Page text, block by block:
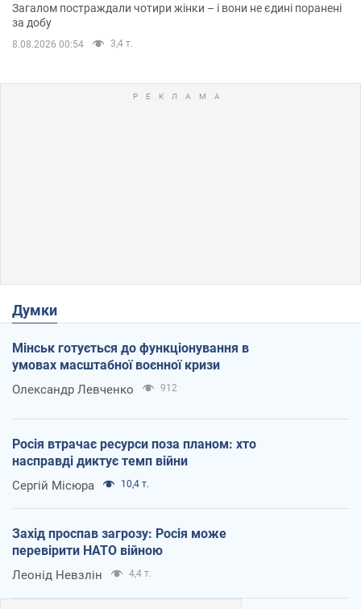
Загалом постраждали чотири жінки – і вони не єдині поранені
за добу
8.08.2026 00:54 3,4 т.
Думки
Мінськ готується до функціонування в
умовах масштабної воєнної кризи
Олександр Левченко 912
Росія втрачає ресурси поза планом: хто
насправді диктує темп війни
Сергій Місюра 10,4 т.
Захід проспав загрозу: Росія може
перевірити НАТО війною
Леонід Невзлін 4,4 т.